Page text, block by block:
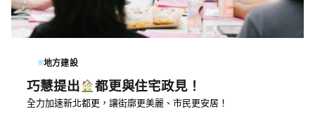
地方建設
巧慧提出 都更與住宅政見！
全力加速新北都更，讓街廓更美麗、市民更安居！